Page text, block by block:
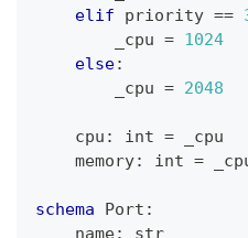
elif priority ==
        _cpu
= 1024
else:
        _cpu
= 2048
    cpu
: int = _cpu
    memory
: int =
schema Port :
    name
:
str